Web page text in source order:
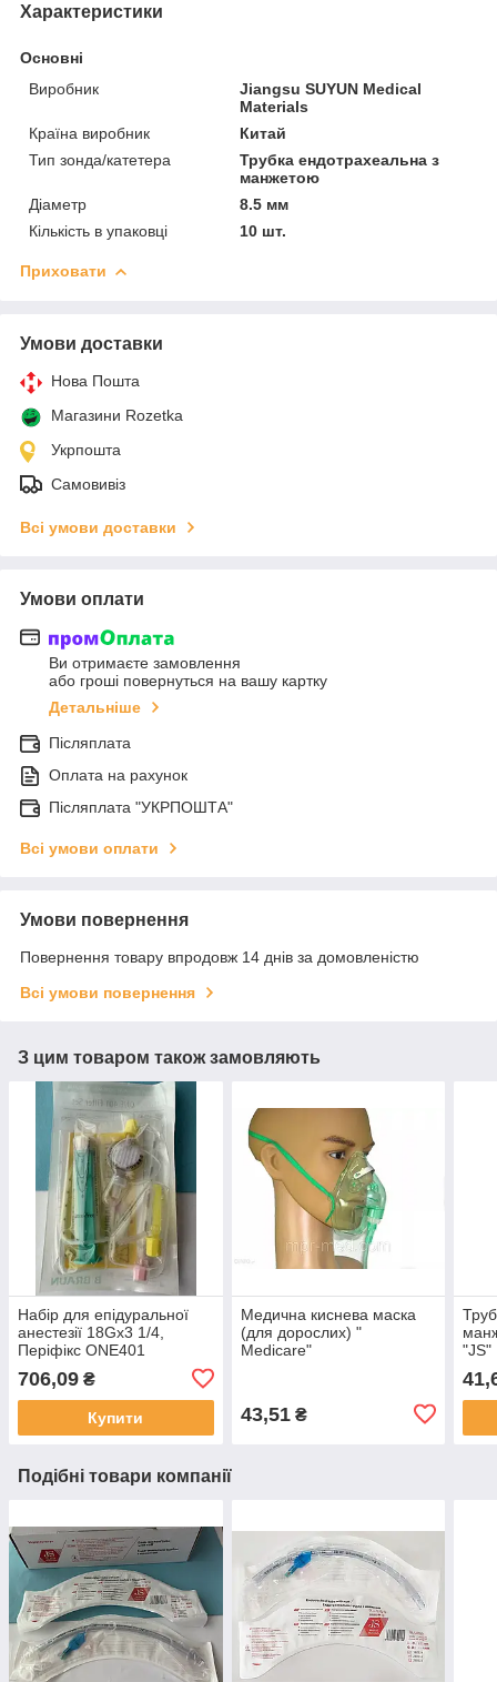
Характеристики
Основні
Виробник
Jiangsu SUYUN Medical
Materials
Країна виробник
Китай
Тип зонда/катетера
Трубка ендотрахеальна з
манжетою
Діаметр
8.5 мм
Кількість в упаковці
10 шт.
Приховати
Умови доставки
Нова Пошта
Магазини Rozetka
Укрпошта
Самовивіз
Всі умови доставки
Умови оплати
Ви отримаєте замовлення
або гроші повернуться на вашу картку
Детальніше
Післяплата
Оплата на рахунок
Післяплата "УКРПОШТА"
Всі умови оплати
Умови повернення
Повернення товару впродовж 14 днів за домовленістю
Всі умови повернення
З цим товаром також замовляють
Набір для епідуральної
анестезії 18Gх3 1/4,
Періфікс ONE401
706,09 ₴
Купити
Медична киснева маска
(для дорослих) "
Medicare"
43,51₴
"JS"
Подібні товари компанії